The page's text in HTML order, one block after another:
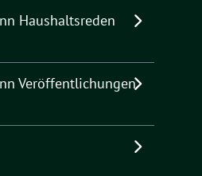
Haushaltsreden
Veröffentlichungen